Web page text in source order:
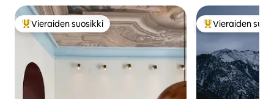
Vieraiden suosikkien parhaimmistoa
Vieraiden suosikki Vieraiden
Vieraiden